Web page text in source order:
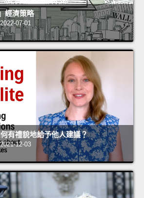
經濟策略
07-01
有禮貌地給予他人建議？
12-03